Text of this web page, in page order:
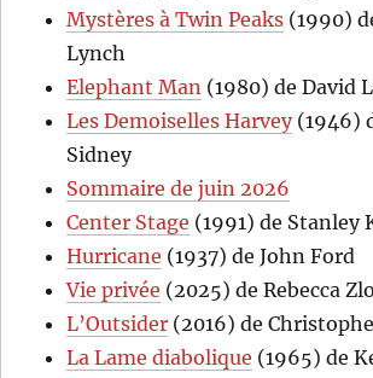
Mystères à Twin Peaks (1990)
Lynch
Elephant Man (1980) de David
Les Demoiselles Harvey(1946)
Sidney
Sommaire de juin 2026
Center Stage (1991) de Stanley
Hurricane (1937) de John Ford
Vie privée (2025) de Rebecca
L’Outsider (2016) de
La Lame diabolique (1965) de